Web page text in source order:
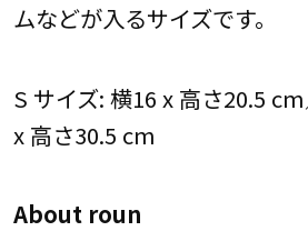
ムなどが入るサイズです。
S サイズ: 横16 x 高さ20.5
x 高さ30.5 cm
About roun